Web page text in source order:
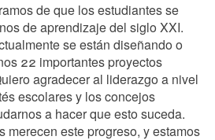
de que los estudiantes se
de aprendizaje del siglo XXI.
se están diseñando o
22 importantes proyectos
agradecer al liderazgo a nivel
escolares y los concejos
a hacer que esto suceda.
merecen este progreso, y estamos